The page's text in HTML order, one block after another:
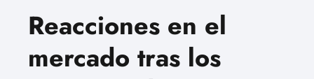
Reacciones en el
mercado tras los